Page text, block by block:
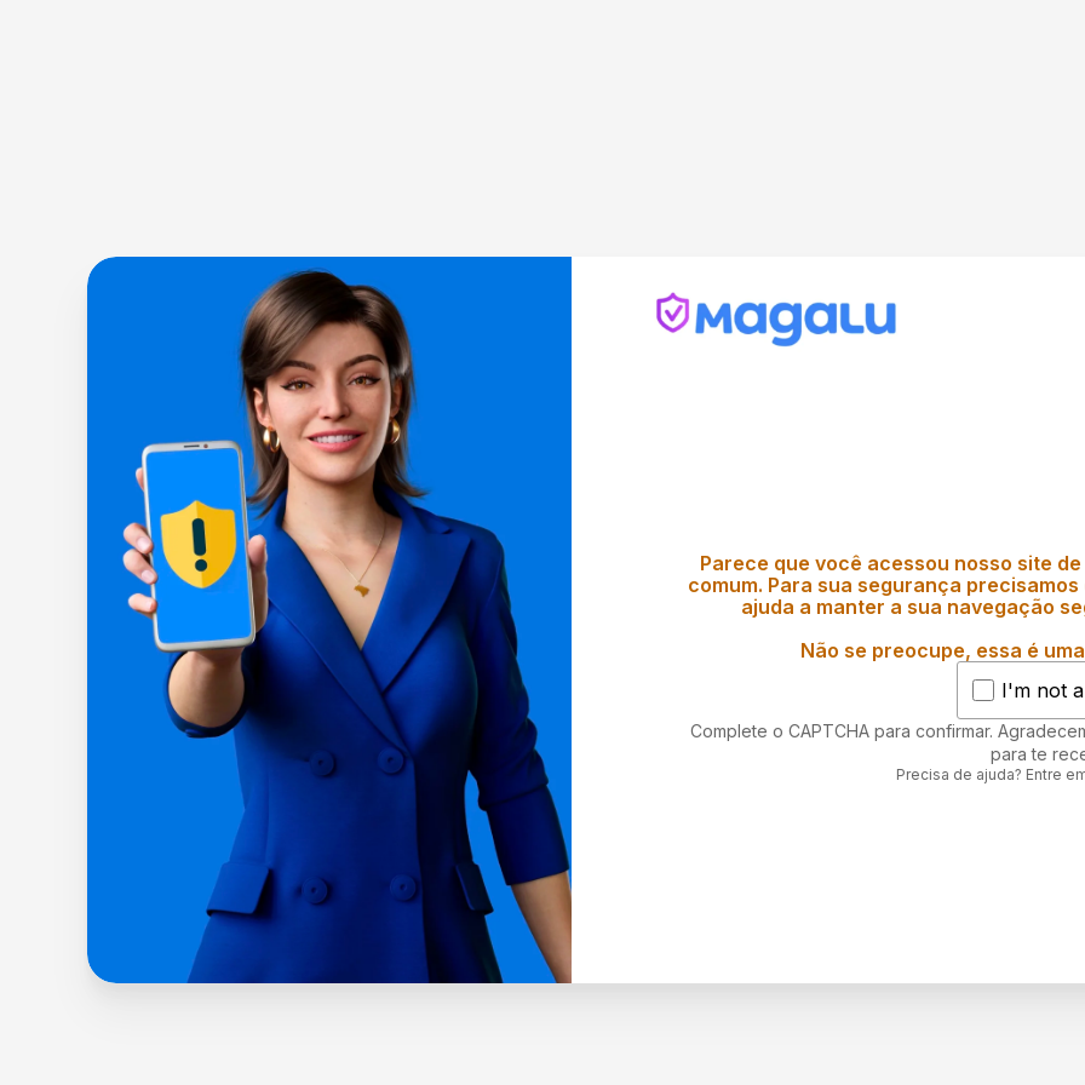
Parece que você acessou nosso site
comum. Para sua segurança
ajuda a manter a sua navegação
Não se preocupe, essa é
I'm not
Complete o CAPTCHA para confirmar.
para te
Precisa de ajuda? Entre